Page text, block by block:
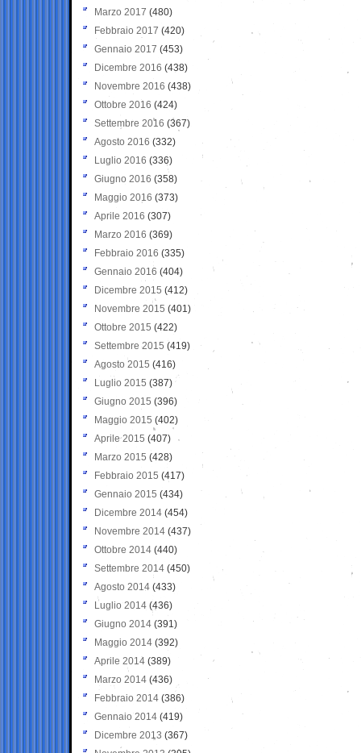
Marzo 2017 (480)
Febbraio 2017 (420)
Gennaio 2017 (453)
Dicembre 2016 (438)
Novembre 2016 (438)
Ottobre 2016 (424)
Settembre 2016 (367)
Agosto 2016 (332)
Luglio 2016 (336)
Giugno 2016 (358)
Maggio 2016 (373)
Aprile 2016 (307)
Marzo 2016 (369)
Febbraio 2016 (335)
Gennaio 2016 (404)
Dicembre 2015 (412)
Novembre 2015 (401)
Ottobre 2015 (422)
Settembre 2015 (419)
Agosto 2015 (416)
Luglio 2015 (387)
Giugno 2015 (396)
Maggio 2015 (402)
Aprile 2015 (407)
Marzo 2015 (428)
Febbraio 2015 (417)
Gennaio 2015 (434)
Dicembre 2014 (454)
Novembre 2014 (437)
Ottobre 2014 (440)
Settembre 2014 (450)
Agosto 2014 (433)
Luglio 2014 (436)
Giugno 2014 (391)
Maggio 2014 (392)
Aprile 2014 (389)
Marzo 2014 (436)
Febbraio 2014 (386)
Gennaio 2014 (419)
Dicembre 2013 (367)